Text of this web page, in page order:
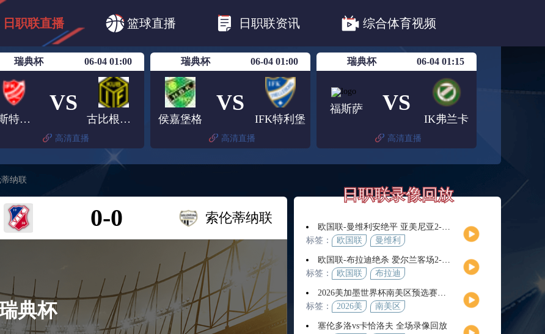
日职联直播 篮球直播 日职联资讯 综合体育视频
日职联 日职联FC东京
日职联广岛三箭
瑞典杯 06-04 01:00
奥斯特森德
VS
古比根保斯
高清直播
瑞典杯 06-04 01:00
侯嘉堡格
VS
IFK特利堡
高清直播
瑞典杯 06-04 01:15
福斯萨 VS
IK弗兰卡
高清直播
纳联
0-0 索伦蒂纳联
典杯
日职联录像回放
欧国联-曼维利安绝平 亚美尼亚2-2法罗群岛
标签：
欧国联
曼维利
欧国联-布拉迪绝杀 爱尔兰客场2-1逆转芬兰
标签：
欧国联 布拉迪
2026美加墨世界杯南美区预选赛第9轮全场集锦
标签：
2026美
界杯
南美区
塞伦多洛vs卡恰洛夫 全场录像回放